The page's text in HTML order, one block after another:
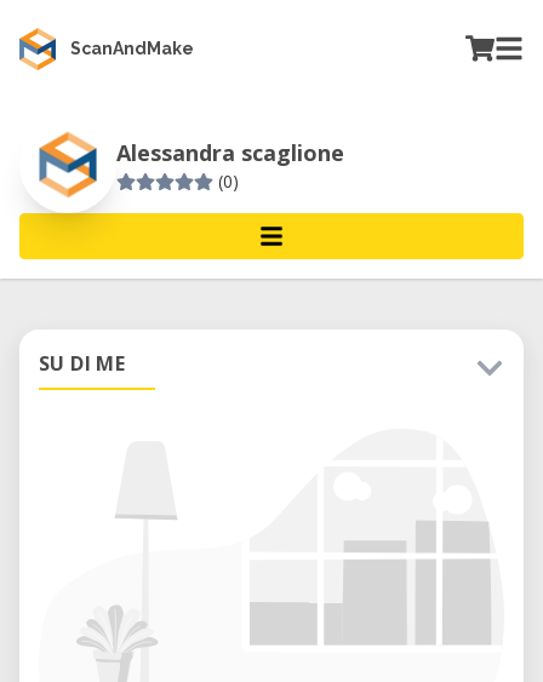
ScanAndMake
Alessandra scaglione
(0)
SU DI ME